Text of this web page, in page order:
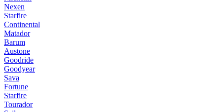
Nexen
Starfire
Continental
Matador
Barum
Austone
Goodride
Goodyear
Sava
Fortune
Starfire
Tourador